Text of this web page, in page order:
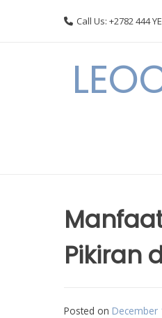
Call Us: +2782 444
Pikiran
Posted on December